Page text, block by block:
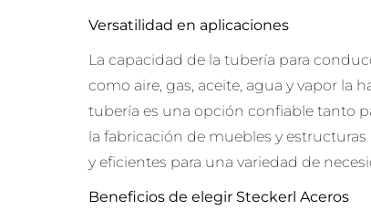
Versatilidad en aplicaciones
La capacidad de la tubería para
como aire, gas, aceite, agua y vapor la
tubería es una opción confiable tanto
la fabricación de muebles y
y eficientes para una variedad de
Beneficios de elegir Steckerl Aceros